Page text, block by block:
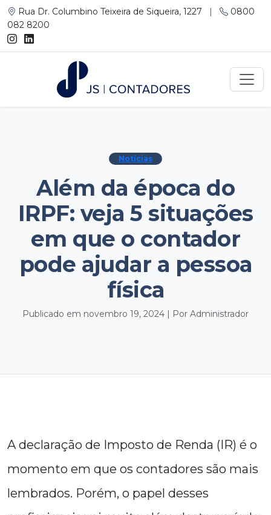
Rua Dr. Columbino Teixeira de Siqueira, 1227 |
0800
082 8200
Notícias
Além da época do
IRPF: veja 5 situações
em que o contador
pode ajudar a pessoa
física
Publicado em novembro 19, 2024 | Por Administrador
A declaração de Imposto de Renda (IR) é o
momento em que os contadores são mais
lembrados. Porém, o papel desses